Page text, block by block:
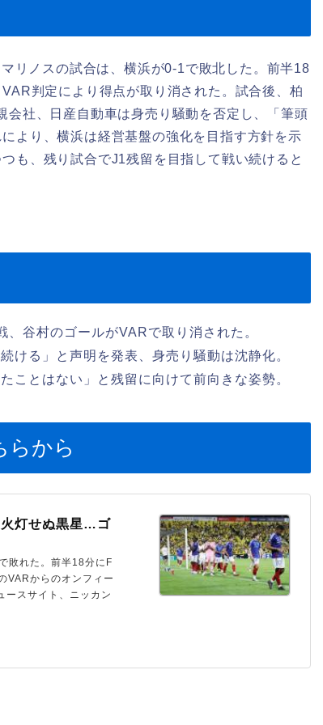
リノスの試合は、横浜が0-1で敗北した。前半18
判定により得点が取り消された。試合後、柏
社、日産自動車は身売り騒動を否定し、「筆頭
より、横浜は経営基盤の強化を目指す方針を示
も、残り試合でJ1残留を目指して戦い続けると
谷村のゴールがVARで取り消された。
ける」と声明を発表、身売り騒動は沈静化。
ことはない」と残留に向けて前向きな姿勢。
らから
灯せぬ黒星…ゴ
敗れた。前半18分にF
VARからのオンフィー
スサイト、ニッカン